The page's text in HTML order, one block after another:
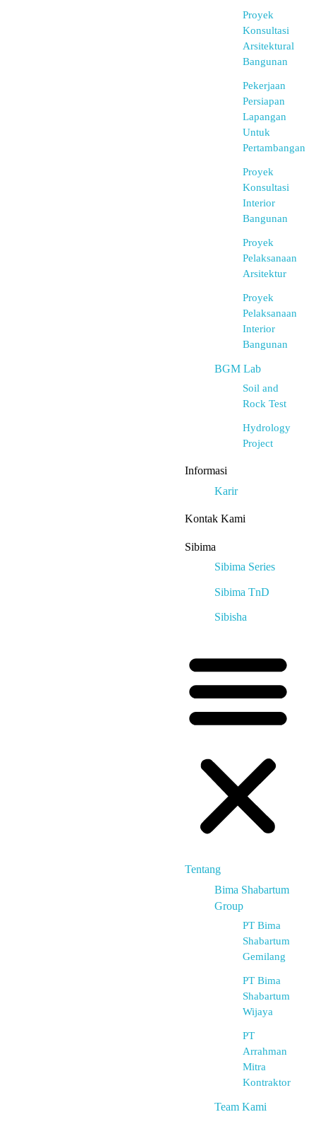
Proyek
Konsultasi
Arsitektural
Bangunan
Pekerjaan
Persiapan
Lapangan
Untuk
Pertambangan
Proyek
Konsultasi
Interior
Bangunan
Proyek
Pelaksanaan
Arsitektur
Proyek
Pelaksanaan
Interior
Bangunan
BGM Lab
Soil and
Rock Test
Hydrology
Project
Informasi
Karir
Kontak Kami
Sibima
Sibima Series
Sibima TnD
Sibisha
Tentang
Bima Shabartum
Group
PT Bima
Shabartum
Gemilang
PT Bima
Shabartum
Wijaya
PT
Arrahman
Mitra
Kontraktor
Team Kami